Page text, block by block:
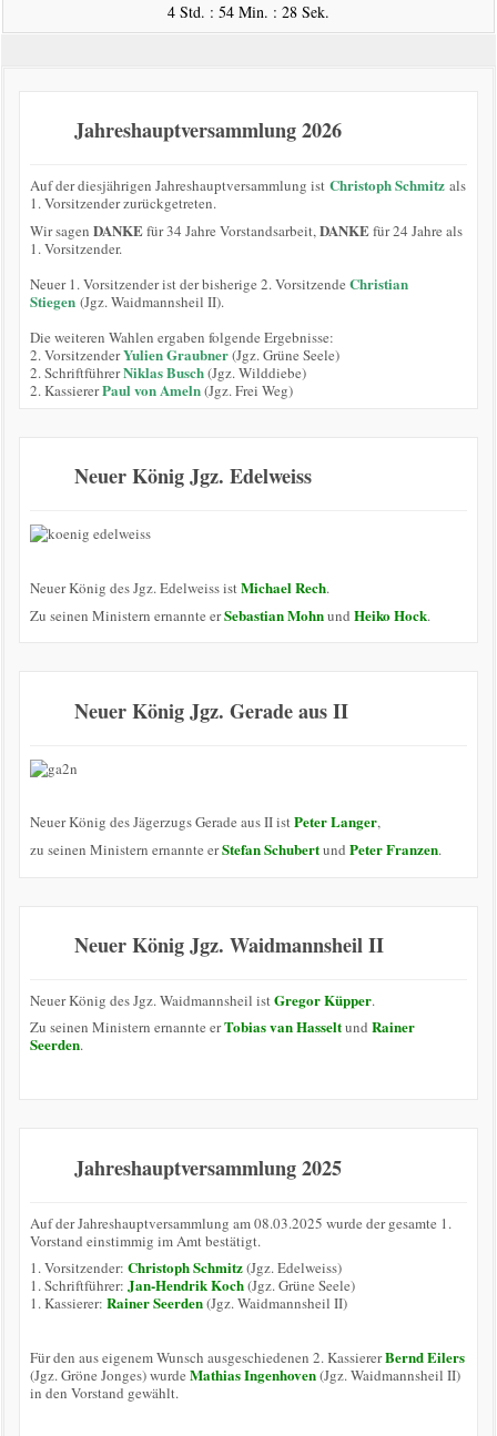
4 Std. : 54 Min. : 28 Sek.
Jahreshauptversammlung 2026
Auf der diesjährigen Jahreshauptversammlung ist Christoph Schmitzals
1. Vorsitzender zurückgetreten.
Wir sagen DANKEfür 34 Jahre Vorstandsarbeit,DANKEfür 24 Jahre als
1. Vorsitzender.
Neuer 1. Vorsitzender ist der bisherige 2. Vorsitzende Christian
Stiegen (Jgz. Waidmannsheil II).
Die weiteren Wahlen ergaben folgende Ergebnisse:
2. VorsitzenderYulien Graubner(Jgz. Grüne Seele)
2. SchriftführerNiklas Busch(Jgz. Wilddiebe)
2. KassiererPaul von Ameln(Jgz. Frei Weg)
Neuer König Jgz. Edelweiss
Neuer König des Jgz. Edelweiss istMichael Rech.
Zu seinen Ministern ernannte erSebastian Mohnund Heiko Hock.
Neuer König Jgz. Gerade aus II
Neuer König des Jägerzugs Gerade aus II istPeter Langer,
zu seinen Ministern ernannte erStefan Schubertund Peter Franzen.
Neuer König Jgz. Waidmannsheil II
Neuer König des Jgz. Waidmannsheil istGregor Küpper.
Zu seinen Ministern ernannte erTobias van Hasseltund Rainer
Seerden.
Jahreshauptversammlung 2025
Auf der Jahreshauptversammlung am 08.03.2025 wurde der gesamte 1.
Vorstand einstimmig im Amt bestätigt.
1. Vorsitzender: Christoph Schmitz(Jgz. Edelweiss)
1. Schriftführer: Jan-Hendrik Koch(Jgz. Grüne Seele)
1. Kassierer: Rainer Seerden(Jgz. Waidmannsheil II)
Für den aus eigenem Wunsch ausgeschiedenen 2. KassiererBernd Eilers
(Jgz. Gröne Jonges) wurde Mathias Ingenhoven(Jgz. Waidmannsheil II)
in den Vorstand gewählt.